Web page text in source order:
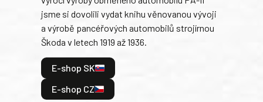
jsme si dovolili vydat knihu věnovanou vývoji
a výrobě pancéřových automobilů strojírnou
Škoda v letech 1919 až 1936.
E-shop SK
E-shop CZ